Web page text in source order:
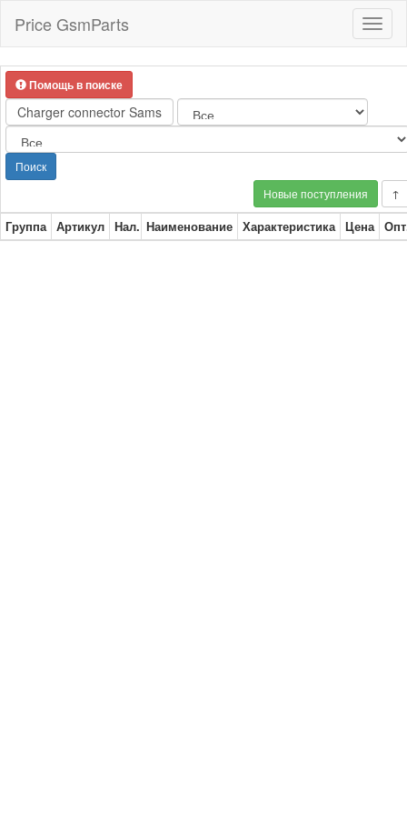
Price GsmParts
Помощь в поиске
Поиск
Новые поступления
↑
Группа Артикул Нал. Наименование Характеристика Цена